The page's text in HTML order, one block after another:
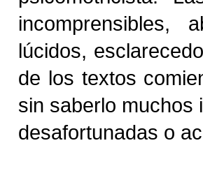
incomprensibles,
lúcidos,
de los textos
sin saberlo muchos
desafortunadas o